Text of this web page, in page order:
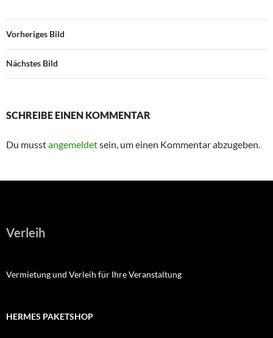
Vorheriges Bild
Nächstes Bild
SCHREIBE EINEN KOMMENTAR
Du musstangemeldetsein, um einen Kommentar abzugeben.
Verleih
Vermietung und Verleih für Ihre Veranstaltung
HERMES PAKETSHOP